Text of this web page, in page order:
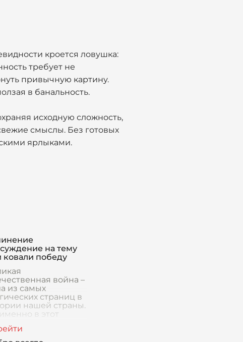
кроется ловушка:
требует не
привычную картину.
в банальность.
исходную сложность,
смыслы. Без готовых
ярлыками.
на тему
ковали победу
война –
из самых
страниц в
нашей страны.
в этот
качества
мужество,